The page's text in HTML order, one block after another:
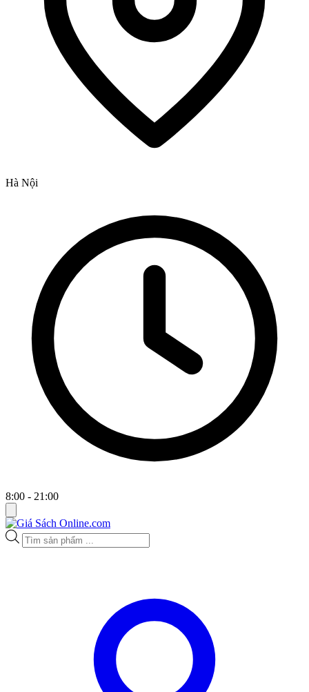
Hà Nội
8:00 - 21:00
Tìm
kiếm